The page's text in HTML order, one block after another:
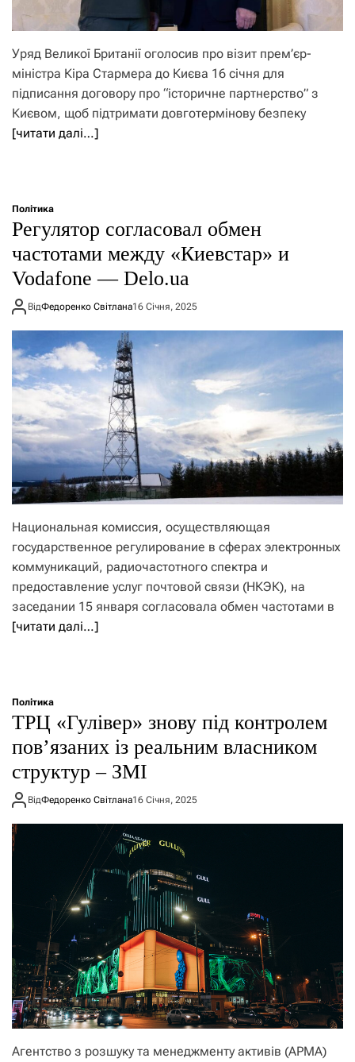
Уряд Великої Британії оголосив про візит прем’єр-
міністра Кіра Стармера до Києва 16 січня для
підписання договору про “історичне партнерство” з
Києвом, щоб підтримати довготермінову безпеку
[читати далі…]
Політика
Регулятор согласовал обмен
частотами между «Киевстар» и
Vodafone — Delo.ua
ВідФедоренко Світлана16 Січня, 2025
Национальная комиссия, осуществляющая
государственное регулирование в сферах электронных
коммуникаций, радиочастотного спектра и
предоставление услуг почтовой связи (НКЭК), на
заседании 15 января согласовала обмен частотами в
[читати далі…]
Політика
ТРЦ «Гулівер» знову під контролем
пов’язаних із реальним власником
структур – ЗМІ
ВідФедоренко Світлана16 Січня, 2025
Агентство з розшуку та менеджменту активів (АРМА)